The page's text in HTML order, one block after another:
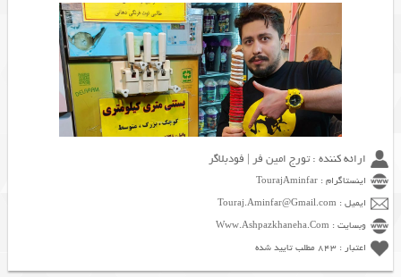
ارائه کننده : تورج امین فر | فودبلاگر
اینستاگرام : TourajAminfar
ایمیل : Touraj.Aminfar@Gmail.com
وبسایت : Www.Ashpazkhaneha.Com
اعتبار : 843 مطلب تایید شده